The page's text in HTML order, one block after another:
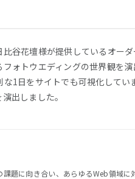
谷花壇様が提供しているオー
ォトウエディングの世界観を
1日をサイトでも可視化してい
出しました。
題に向き合い、あらゆるWeb領域に